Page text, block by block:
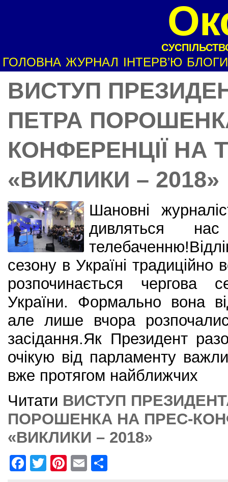
ГОЛОВНА ЖУРНАЛ ІНТЕРВ’Ю БЛОГИ
ВИСТУП
ПЕТРА
КОНФЕРЕНЦІЇ НА
«ВИКЛИКИ – 2018»
Шановні
дивляться
сезону в Україні традиційно
розпочинається чергова
України. Формально вона
але лише вчора
засідання.Як Президент
очікую від парламенту
вже протягом найближчих
Читати ВИСТУП
ПОРОШЕНКА НА ПРЕС-
«ВИКЛИКИ – 2018»
F
T
Pi E